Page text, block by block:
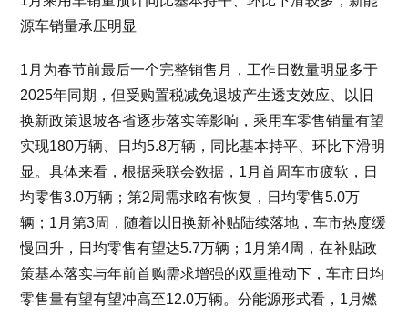
源车销量承压明显
1月为春节前最后一个完整销售月，工作日数量明显多于
2025年同期，但受购置税减免退坡产生透支效应、以旧
换新政策退坡各省逐步落实等影响，乘用车零售销量有望
实现180万辆、日均5.8万辆，同比基本持平、环比下滑明
显。具体来看，根据乘联会数据，1月首周车市疲软，日
均零售3.0万辆；第2周需求略有恢复，日均零售5.0万
辆；1月第3周，随着以旧换新补贴陆续落地，车市热度缓
慢回升，日均零售有望达5.7万辆；1月第4周，在补贴政
策基本落实与年前首购需求增强的双重推动下，车市日均
零售量有望有望冲高至12.0万辆。分能源形式看，1月燃